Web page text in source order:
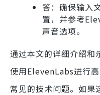
答：确保输入
置，并参考
声音选项。
通过本文的详细介绍和
使用ElevenLabs进行
常见的技术问题。如果